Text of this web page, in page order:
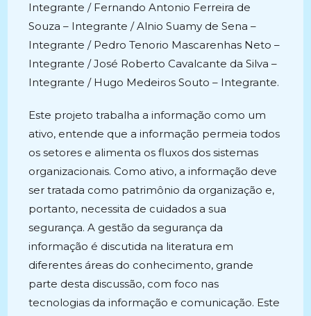
Integrante / Fernando Antonio Ferreira de
Souza – Integrante / Alnio Suamy de Sena –
Integrante / Pedro Tenorio Mascarenhas Neto –
Integrante / José Roberto Cavalcante da Silva –
Integrante / Hugo Medeiros Souto – Integrante.
Este projeto trabalha a informação como um
ativo, entende que a informação permeia todos
os setores e alimenta os fluxos dos sistemas
organizacionais. Como ativo, a informação deve
ser tratada como patrimônio da organização e,
portanto, necessita de cuidados a sua
segurança. A gestão da segurança da
informação é discutida na literatura em
diferentes áreas do conhecimento, grande
parte desta discussão, com foco nas
tecnologias da informação e comunicação. Este